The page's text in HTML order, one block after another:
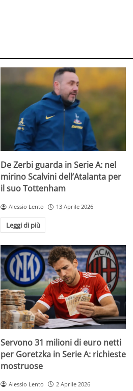
De Zerbi guarda in Serie A: nel
mirino Scalvini dell’Atalanta per
il suo Tottenham
Alessio Lento 13 Aprile 2026
Leggi di più
Servono 31 milioni di euro netti
per Goretzka in Serie A: richieste
mostruose
Alessio Lento 2 Aprile 2026